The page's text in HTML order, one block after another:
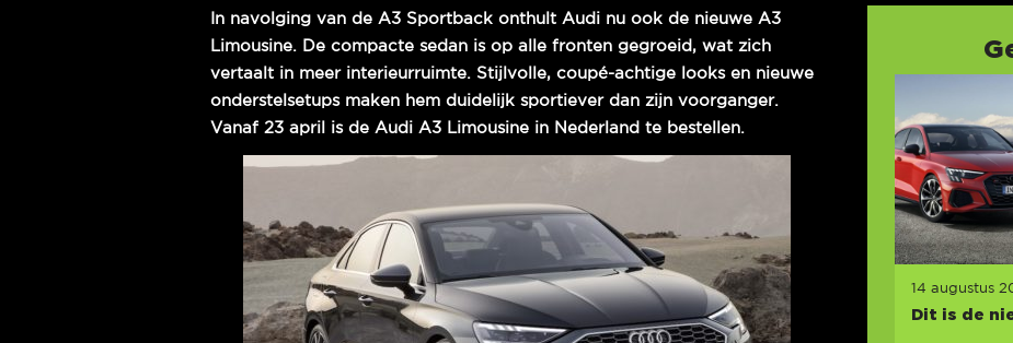
In navolging van de A3 Sportback onthult Audi nu ook de nieuwe A3
Limousine. De compacte sedan is op alle fronten gegroeid, wat zich
vertaalt in meer interieurruimte. Stijlvolle, coupé-achtige looks en nieuwe
onderstelsetups maken hem duidelijk sportiever dan zijn voorganger.
Vanaf 23 april is de Audi A3 Limousine in Nederland te bestellen.
14 augustus
Dit is de